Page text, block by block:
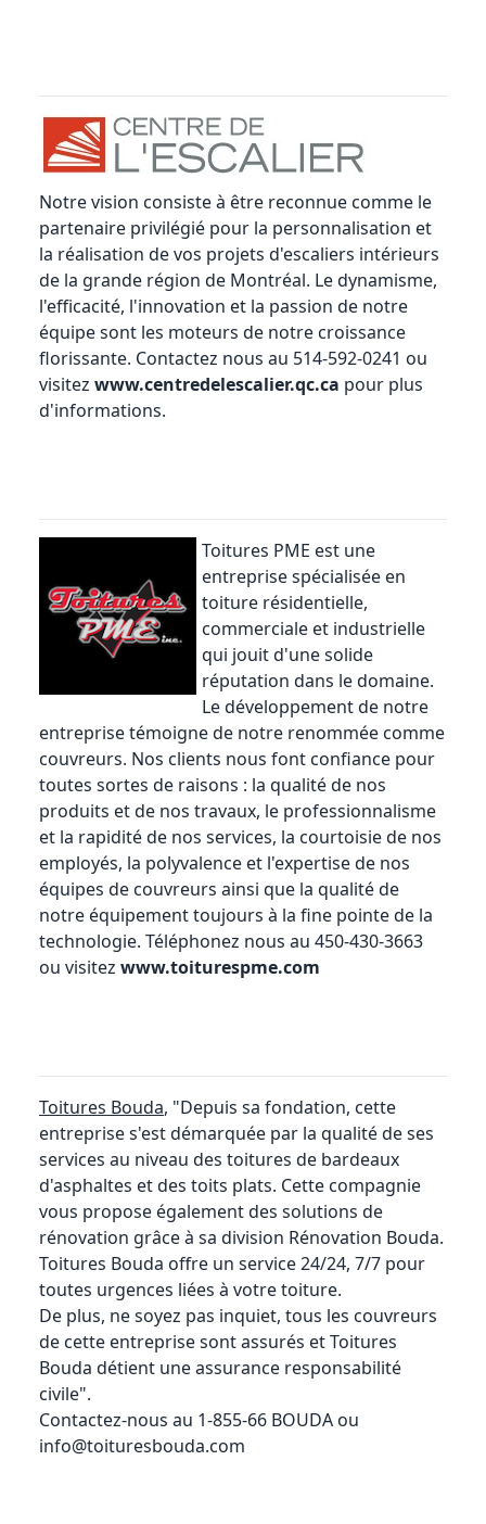
Notre vision consiste à être reconnue comme le
partenaire privilégié pour la personnalisation et
la réalisation de vos projets d'escaliers intérieurs
de la grande région de Montréal. Le dynamisme,
l'efficacité, l'innovation et la passion de notre
équipe sont les moteurs de notre croissance
florissante. Contactez nous au 514-592-0241 ou
visitez www.centredelescalier.qc.ca pour plus
d'informations.
Toitures PME est une
entreprise spécialisée en
toiture résidentielle,
commerciale et industrielle
qui jouit d'une solide
réputation dans le domaine.
Le développement de notre
entreprise témoigne de notre renommée comme
couvreurs. Nos clients nous font confiance pour
toutes sortes de raisons : la qualité de nos
produits et de nos travaux, le professionnalisme
et la rapidité de nos services, la courtoisie de nos
employés, la polyvalence et l'expertise de nos
équipes de couvreurs ainsi que la qualité de
notre équipement toujours à la fine pointe de la
technologie. Téléphonez nous au 450-430-3663
ou visitez www.toiturespme.com
Toitures Bouda, "Depuis sa fondation, cette
entreprise s'est démarquée par la qualité de ses
services au niveau des toitures de bardeaux
d'asphaltes et des toits plats. Cette compagnie
vous propose également des solutions de
rénovation grâce à sa division Rénovation Bouda.
Toitures Bouda offre un service 24/24, 7/7 pour
toutes urgences liées à votre toiture.
De plus, ne soyez pas inquiet, tous les couvreurs
de cette entreprise sont assurés et Toitures
Bouda détient une assurance responsabilité
civile".
Contactez-nous au 1-855-66 BOUDA ou
info@toituresbouda.com